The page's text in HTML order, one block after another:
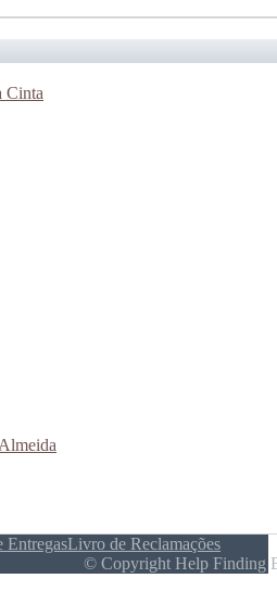
Cinta
EntregasLivro de Reclamações
© Copyright Help Finding